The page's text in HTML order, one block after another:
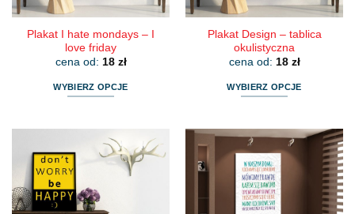
produktu produktu
Plakat I hate mondays – I
love friday
cena od: 18 zł
WYBIERZ OPCJE
wiele
wariantów.
Opcje
można
Plakat Design – tablica
okulistyczna
cena od: 18 zł
WYBIERZ OPCJE
ma
wiele
wariantów.
Opcje
można